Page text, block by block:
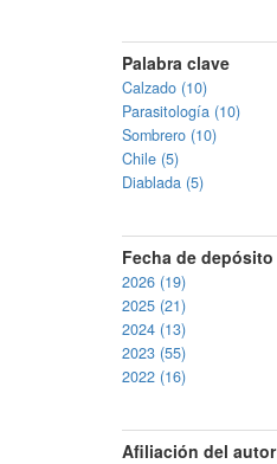
Palabra clave
Calzado (10)
Parasitología (10)
Sombrero (10)
Chile (5)
Diablada (5)
Fecha de depósito
2026 (19)
2025 (21)
2024 (13)
2023 (55)
2022 (16)
Afiliación del autor